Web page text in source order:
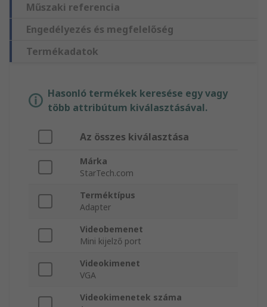
Műszaki referencia
Engedélyezés és megfelelőség
Termékadatok
Hasonló termékek keresése egy vagy
több attribútum kiválasztásával.
Az összes kiválasztása
Márka
StarTech.com
Terméktípus
Adapter
Videobemenet
Mini kijelző port
Videokimenet
VGA
Videokimenetek száma